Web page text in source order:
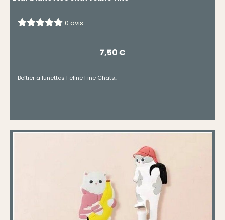
0 avis
7,50€
Boîtier a lunettes Feline Fine Chats..